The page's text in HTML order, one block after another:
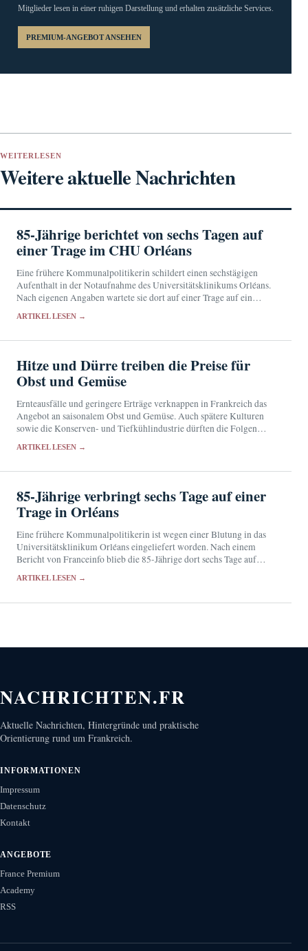
Mitglieder lesen in einer ruhigen Darstellung und erhalten zusätzliche Services.
PREMIUM-ANGEBOT ANSEHEN
WEITERLESEN
Weitere aktuelle Nachrichten
85-Jährige berichtet von sechs Tagen auf
einer Trage im CHU Orléans
Eine frühere Kommunalpolitikerin schildert einen sechstägigen
Aufenthalt in der Notaufnahme des Universitätsklinikums Orléans.
Nach eigenen Angaben wartete sie dort auf einer Trage auf ein
ARTIKEL LESEN →
Hitze und Dürre treiben die Preise für
Obst und Gemüse
Ernteausfälle und geringere Erträge verknappen in Frankreich das
Angebot an saisonalem Obst und Gemüse. Auch spätere Kulturen
sowie die Konserven- und Tiefkühlindustrie dürften die Folgen
ARTIKEL LESEN →
85-Jährige verbringt sechs Tage auf einer
Trage in Orléans
Eine frühere Kommunalpolitikerin ist wegen einer Blutung in das
Universitätsklinikum Orléans eingeliefert worden. Nach einem
Bericht von Franceinfo blieb die 85-Jährige dort sechs Tage auf
ARTIKEL LESEN →
NACHRICHTEN.FR
Aktuelle Nachrichten, Hintergründe und praktische
Orientierung rund um Frankreich.
INFORMATIONEN
Impressum
Datenschutz
Kontakt
ANGEBOTE
France Premium
Academy
RSS